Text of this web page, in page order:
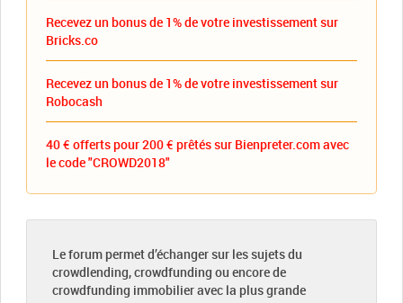
Recevez un bonus de 1% de votre investissement sur
Bricks.co
Recevez un bonus de 1% de votre investissement sur
Robocash
40 € offerts pour 200 € prêtés sur Bienpreter.com avec
le code "CROWD2018"
Le forum permet d’échanger sur les sujets du
crowdlending, crowdfunding ou encore de
crowdfunding immobilier avec la plus grande